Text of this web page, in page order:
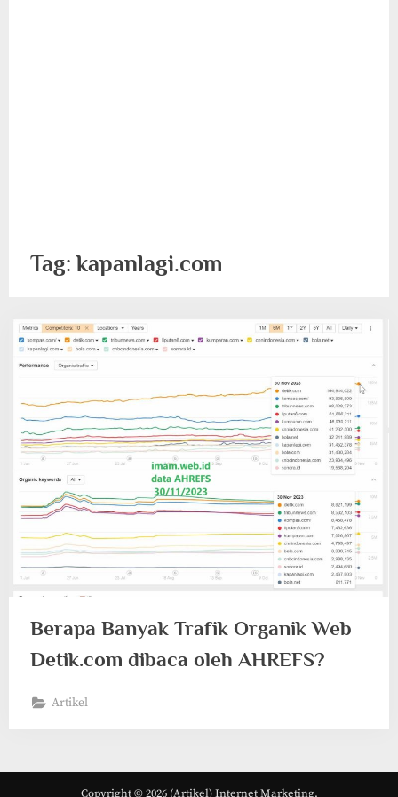
Tag:kapanlagi.com
Berapa Banyak Trafik Organik Web
Detik.com dibaca oleh AHREFS?
Artikel
Copyright © 2026 (Artikel) Internet Marketing.